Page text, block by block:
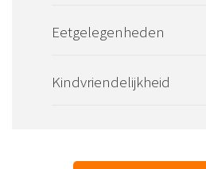
Eetgelegenheden
Kindvriendelijkheid